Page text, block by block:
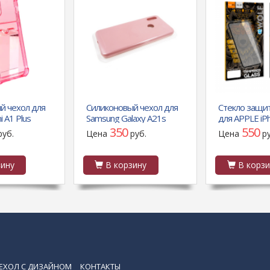
чехол для
A1 Plus
в
с
Силиконовый чехол для
Samsung Galaxy A21s
Silicone case High-end TPU
Case, soft-touch, бледно-
Цена 350руб.
В корзину
Стекло
для APPLE
Wolf, GL-31,
пылестойкое,
Цена 550
В
С ДИЗАЙНОМ КОНТАКТЫ